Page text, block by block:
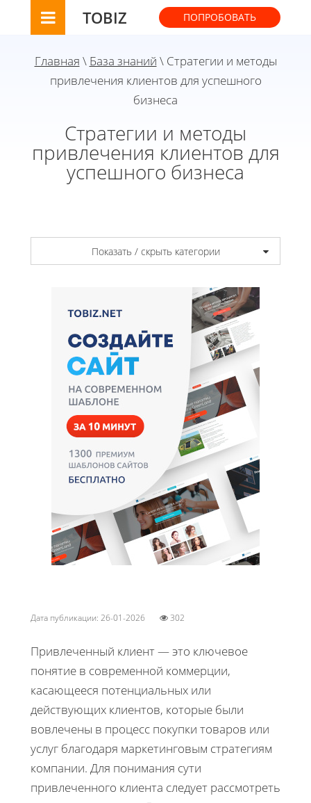
TOBIZ ПОПРОБОВАТЬ
Главная \ База знаний \ Стратегии и методы
привлечения клиентов для успешного
бизнеса
Стратегии и методы
привлечения клиентов для
успешного бизнеса
Показать / скрыть категории
Дата публикации: 26-01-2026 302
Привлеченный клиент — это ключевое
понятие в современной коммерции,
касающееся потенциальных или
действующих клиентов, которые были
вовлечены в процесс покупки товаров или
услуг благодаря маркетинговым стратегиям
компании. Для понимания сути
привлеченного клиента следует рассмотреть